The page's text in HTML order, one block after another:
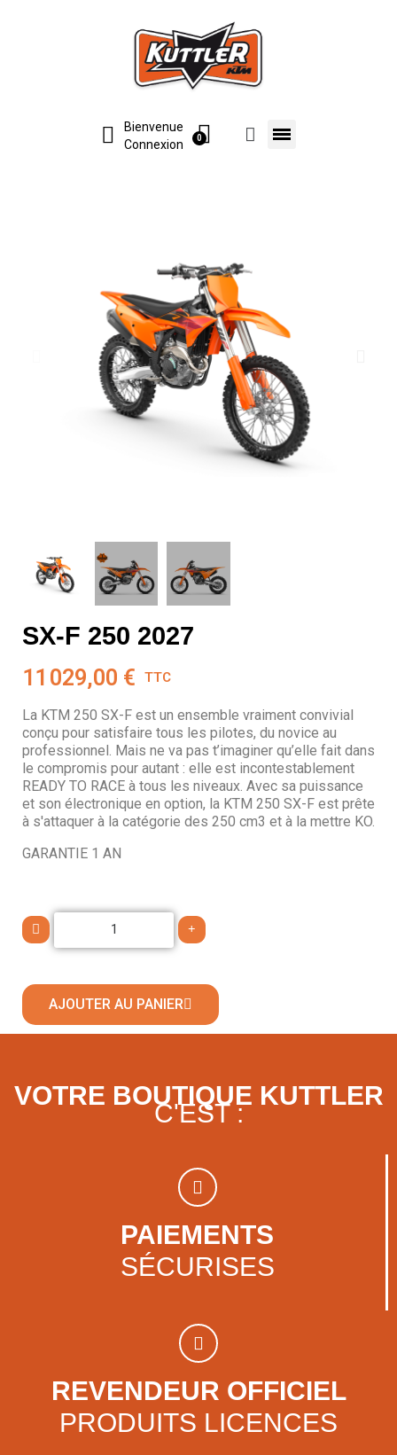
Bienvenue
Connexion
SX-F 250 2027
11 029,00 € TTC
La KTM 250 SX-F est un ensemble vraiment convivial
conçu pour satisfaire tous les pilotes, du novice au
professionnel. Mais ne va pas t’imaginer qu’elle fait dans
le compromis pour autant : elle est incontestablement
READY TO RACE à tous les niveaux. Avec sa puissance
et son électronique en option, la KTM 250 SX-F est prête
à s'attaquer à la catégorie des 250 cm3 et à la mettre KO.
GARANTIE 1 AN
AJOUTER AU PANIER
VOTRE BOUTIQUE KUTTLER
C'EST :
PAIEMENTS
SÉCURISES
REVENDEUR OFFICIEL
PRODUITS LICENCES